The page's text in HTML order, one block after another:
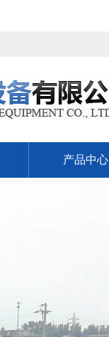
产品中心